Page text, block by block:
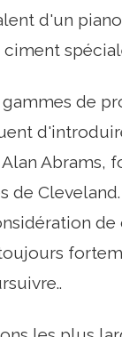
d'un
ciment
de
Abrams,
de